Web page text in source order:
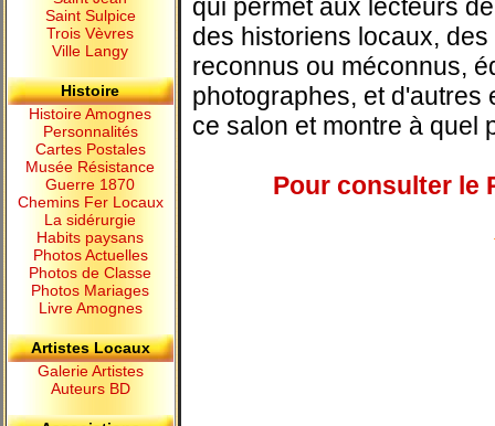
Saint Sulpice
Trois Vèvres
Ville Langy
Histoire
Histoire Amognes
Personnalités
Cartes Postales
Musée Résistance
Guerre 1870
Chemins Fer Locaux
La sidérurgie
Habits paysans
Photos Actuelles
Photos de Classe
Photos Mariages
Livre Amognes
Artistes Locaux
Galerie Artistes
Auteurs BD
qui permet aux lecteurs
des historiens locaux,
reconnus ou méconnus,
photographes, et d'autres
ce salon et montre à quel
Pour consulter le